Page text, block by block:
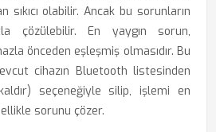
sıkıcı olabilir. Ancak bu sorunların
çözülebilir. En yaygın sorun,
önceden eşleşmiş olmasıdır. Bu
cihazın Bluetooth listesinden
seçeneğiyle silip, işlemi en
sorunu çözer.